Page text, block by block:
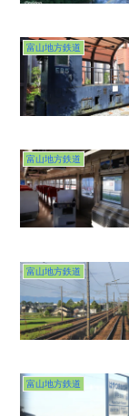
富山地方鉄道
富山地方鉄道
富山地方鉄道
富山地方鉄道